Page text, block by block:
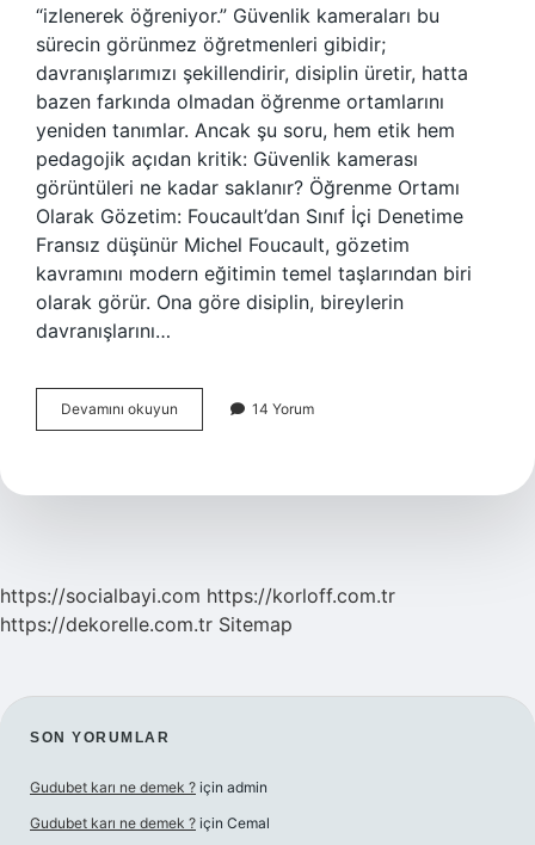
“izlenerek öğreniyor.” Güvenlik kameraları bu
sürecin görünmez öğretmenleri gibidir;
davranışlarımızı şekillendirir, disiplin üretir, hatta
bazen farkında olmadan öğrenme ortamlarını
yeniden tanımlar. Ancak şu soru, hem etik hem
pedagojik açıdan kritik: Güvenlik kamerası
görüntüleri ne kadar saklanır? Öğrenme Ortamı
Olarak Gözetim: Foucault’dan Sınıf İçi Denetime
Fransız düşünür Michel Foucault, gözetim
kavramını modern eğitimin temel taşlarından biri
olarak görür. Ona göre disiplin, bireylerin
davranışlarını…
Devamını okuyun Güvenlik
kamerası
kadar
14 Yorum
https://socialbayi.com https://korloff.com.tr
https://dekorelle.com.tr Sitemap
SIDEBAR
SON YORUMLAR
Gudubet karı ne demek ? için admin
Gudubet karı ne demek ? için Cemal